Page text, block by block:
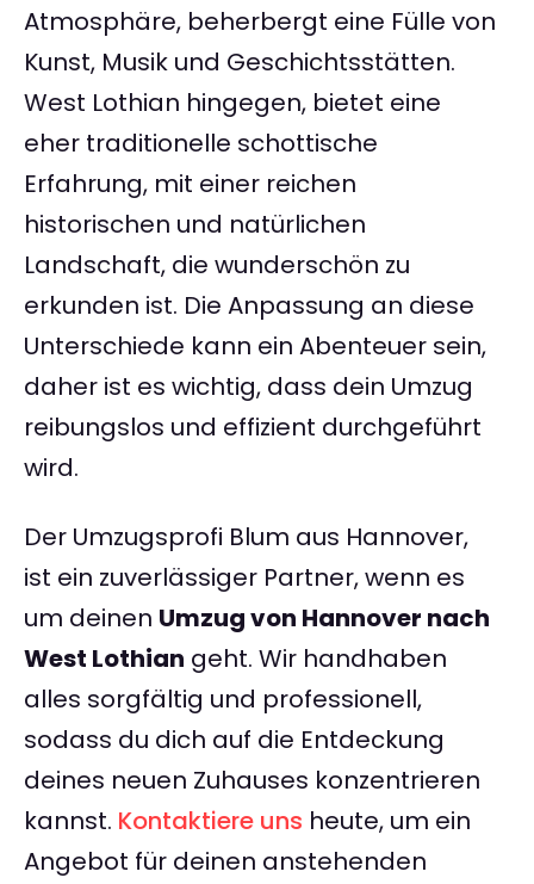
Atmosphäre, beherbergt eine Fülle von
Kunst, Musik und Geschichtsstätten.
West Lothian hingegen, bietet eine
eher traditionelle schottische
Erfahrung, mit einer reichen
historischen und natürlichen
Landschaft, die wunderschön zu
erkunden ist. Die Anpassung an diese
Unterschiede kann ein Abenteuer sein,
daher ist es wichtig, dass dein Umzug
reibungslos und effizient durchgeführt
wird.
Der Umzugsprofi Blum aus Hannover,
ist ein zuverlässiger Partner, wenn es
um deinen Umzug von Hannover nach
West Lothian geht. Wir handhaben
alles sorgfältig und professionell,
sodass du dich auf die Entdeckung
deines neuen Zuhauses konzentrieren
kannst. Kontaktiere uns heute, um ein
Angebot für deinen anstehenden